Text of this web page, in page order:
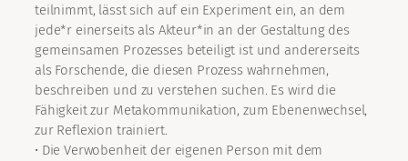
teilnimmt, lässt sich auf ein Experiment ein, an dem
jede*r einerseits als Akteur*in an der Gestaltung des
gemeinsamen Prozesses beteiligt ist und andererseits
als Forschende, die diesen Prozess wahrnehmen,
beschreiben und zu verstehen suchen. Es wird die
Fähigkeit zur Metakommunikation, zum Ebenenwechsel,
zur Reflexion trainiert.
• Die Verwobenheit der eigenen Person mit dem